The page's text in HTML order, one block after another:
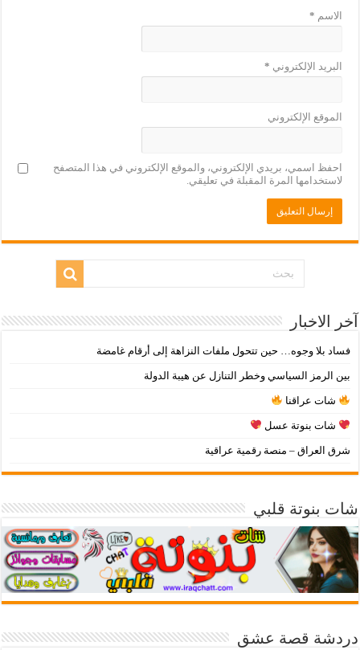
الاسم *
البريد الإلكتروني *
الموقع الإلكتروني
احفظ اسمي، بريدي الإلكتروني، والموقع الإلكتروني في هذا المتصفح
لاستخدامها المرة المقبلة في تعليقي.
آخر الاخبار
فساد بلا وجوه… حين تتحول ملفات النزاهة إلى أرقام غامضة
بين الرمز السياسي وخطر التنازل عن هيبة الدولة
شات عراقنا
شات بنوتة عسل
شرق العراق – منصة رقمية عراقية
شات بنوتة قلبي
دردشة قصة عشق